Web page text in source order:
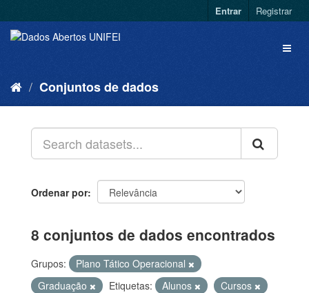
Entrar Registrar
Conjuntos de dados
Ordenar por
8 conjuntos de dados encontrados
Grupos:
Plano Tático Operacional
Graduação
Etiquetas: Alunos
Cursos